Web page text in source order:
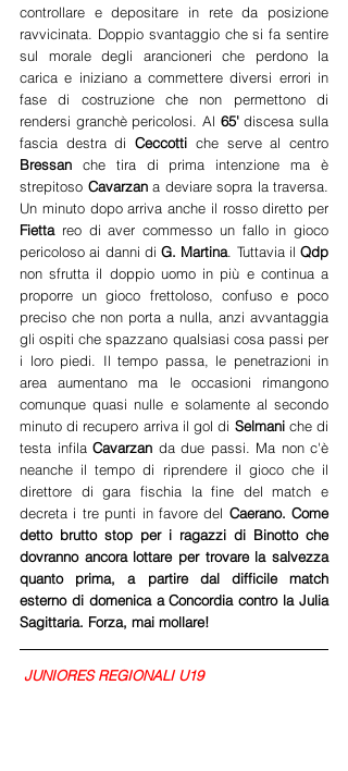
controllare e depositare in rete da posizione
ravvicinata. Doppio svantaggio che si fa sentire
sul morale degli arancioneri che perdono la
carica e iniziano a commettere diversi errori in
fase di costruzione che non permettono di
rendersi granchè pericolosi. Al 65' discesa sulla
fascia destra di Ceccotti
Bressan che tira di prima intenzione ma è
strepitoso Cavarzan a deviare sopra la traversa.
Fietta reo di aver commesso un fallo in gioco
pericoloso ai danni di G. Martina. Tuttavia il
non sfrutta il doppio uomo in più e continua a
proporre un gioco frettoloso, confuso e poco
preciso che non porta a nulla, anzi avvantaggia
gli ospiti che spazzano qualsiasi cosa passi per
i loro piedi. Il tempo passa, le penetrazioni in
area aumentano ma le occasioni rimangono
comunque quasi nulle e solamente al secondo
minuto di recupero arriva il gol di Selmani che di
testa infila Cavarzan da due passi. Ma non c'è
neanche il tempo di riprendere il gioco che il
direttore di gara fischia la fine del match e
decreta i tre punti in favore del Caerano. Come
detto brutto stop per i ragazzi di Binotto che
dovranno ancora lottare per trovare la salvezza
quanto prima, a partire dal difficile match
esterno di domenica a Concordia contro la Julia
Sagittaria. Forza, mai mollare!
JUNIORES REGIONALI U19